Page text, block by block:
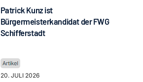
Patrick Kunz ist
Bürgermeisterkandidat der FWG
Schifferstadt
20. JULI 2026